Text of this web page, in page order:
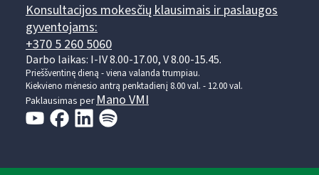
Konsultacijos mokesčių klausimais ir paslaugos
gyventojams:
+370 5 260 5060
Darbo laikas: I-IV 8.00-17.00, V 8.00-15.45.
Prieššventinę dieną - viena valanda trumpiau.
Kiekvieno mėnesio antrą penktadienį 8.00 val. - 12.00 val.
Paklausimas per Mano VMI